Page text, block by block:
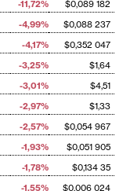
-11,72%
$0,089 182
-4,99%
$0,088 237
-4,17%
$0,352 047
-3,25%
$1,64
-3,01%
$4,51
-2,97%
$1,33
-2,57%
$0,054 967
-1,93%
$0,051 905
-1,78%
$0,134 35
-1,55% $0,006 024